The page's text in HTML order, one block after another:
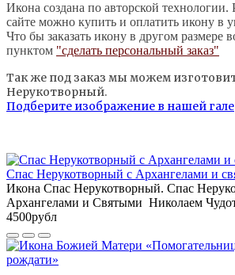
Икона создана по авторской технологии.
сайте можно купить и оплатить икону в
Что бы заказать икону в другом размере
пунктом "сделать персональный заказ"
Так же под заказ мы можем
Нерукотворный.
Подберите изображение в нашей
Спас Нерукотворный с Архангелами и
Икона Спас Нерукотворный. Спас
Архангелами и Святыми Николаем
4500рубл